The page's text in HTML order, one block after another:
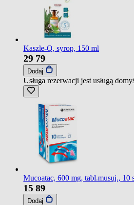
Kaszle-Q, syrop, 150 ml
29 79
Dodaj
Usługa rezerwacji jest usługą
Mucoatac, 600 mg, tabl.musuj., 10
15 89
Dodaj